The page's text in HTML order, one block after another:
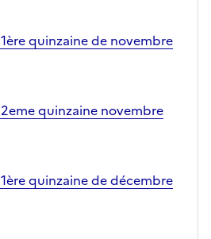
quinzaine de novembre
quinzaine novembre
quinzaine de décembre